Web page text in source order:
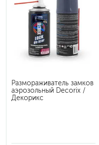
Размораживатель замков
аэрозольный Decorix /
Декорикс